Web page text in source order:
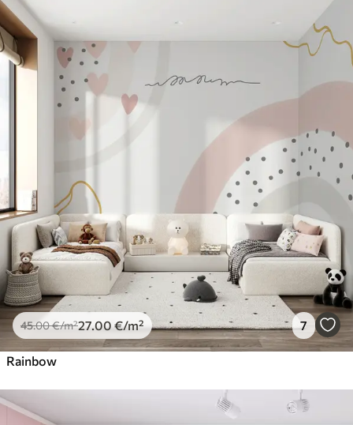
45.00€/m²27.00 €/m² 7
Rainbow